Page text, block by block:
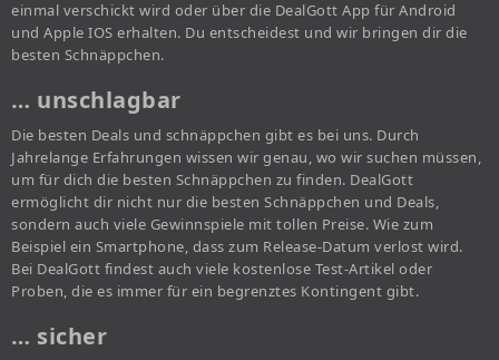
einmal verschickt wird oder über die DealGott App für Android
und Apple IOS erhalten. Du entscheidest und wir bringen dir die
besten Schnäppchen.
… unschlagbar
Die besten Deals und schnäppchen gibt es bei uns. Durch
Jahrelange Erfahrungen wissen wir genau, wo wir suchen müssen,
um für dich die besten Schnäppchen zu finden. DealGott
ermöglicht dir nicht nur die besten Schnäppchen und Deals,
sondern auch viele Gewinnspiele mit tollen Preise. Wie zum
Beispiel ein Smartphone, dass zum Release-Datum verlost wird.
Bei DealGott findest auch viele kostenlose Test-Artikel oder
Proben, die es immer für ein begrenztes Kontingent gibt.
… sicher